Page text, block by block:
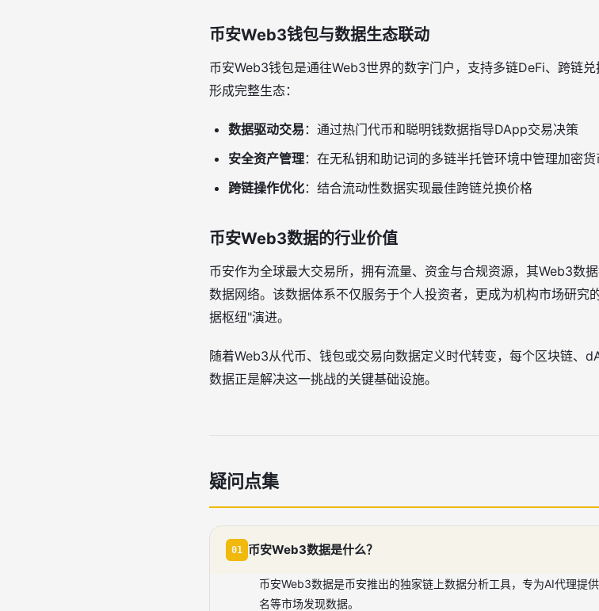
币安Web3钱包与数据生态联动
币安Web3钱包是通往Web3世界的数字门户，支持多链DeFi、跨链
形成完整生态：
数据驱动交易 ：通过热门代币和聪明钱数据指导DApp交易决策
安全资产管理：在无私钥和助记词的多链半托管环境中管理加密货
跨链操作优化：结合流动性数据实现最佳跨链兑换价格
币安Web3数据的行业价值
币安作为全球最大交易所，拥有流量、资金与合规资源，其Web3数
数据网络。该数据体系不仅服务于个人投资者，更成为机构市场研究
据枢纽"演进。
随着Web3从代币、钱包或交易向数据定义时代转变，每个区块链、
数据正是解决这一挑战的关键基础设施。
疑问点集
01 币安Web3数据是什么？
币安Web3数据是币安推出的独家链上数据分析工具，专为AI代理提
名等市场发现数据。